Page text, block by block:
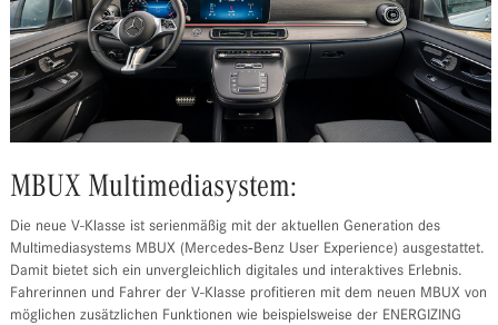
MBUX Multimediasystem:
Die neue V-Klasse ist serienmäßig mit der aktuellen Generation des
Multimediasystems MBUX (Mercedes‑Benz User Experience) ausgestattet.
Damit bietet sich ein unvergleichlich digitales und interaktives Erlebnis.
Fahrerinnen und Fahrer der V-Klasse profitieren mit dem neuen MBUX von
möglichen zusätzlichen Funktionen wie beispielsweise der ENERGIZING